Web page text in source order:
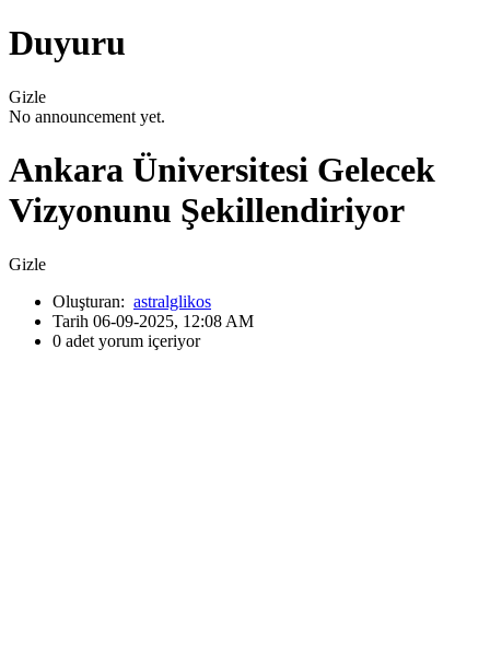
Duyuru
Gizle
No announcement yet.
Ankara Üniversitesi Gelecek
Vizyonunu Şekillendiriyor
Gizle
Oluşturan: astralglikos
Tarih 06-09-2025, 12:08 AM
0 adet yorum içeriyor